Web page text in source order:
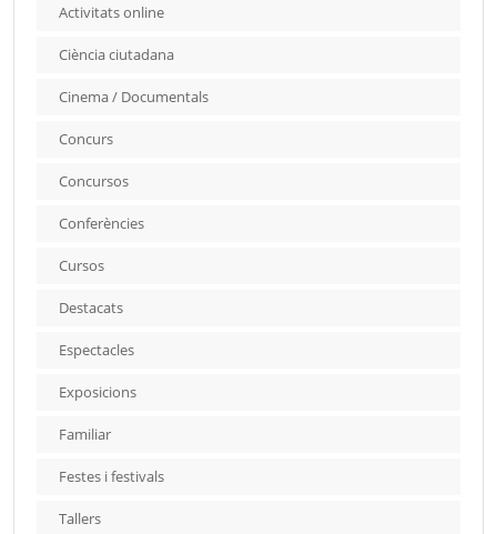
Activitats online
Ciència ciutadana
Cinema / Documentals
Concurs
Concursos
Conferències
Cursos
Destacats
Espectacles
Exposicions
Familiar
Festes i festivals
Tallers